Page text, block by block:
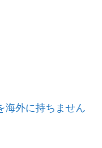
海外に持ちません